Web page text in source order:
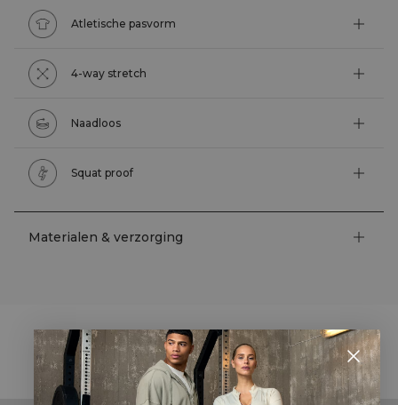
Atletische pasvorm
4-way stretch
Naadloos
Squat proof
Materialen & verzorging
STYLE WITH